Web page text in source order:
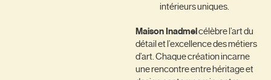
intérieurs uniques.
Maison Inadmelcélèbre l’art du
détail et l’excellence des métiers
d’art. Chaque création incarne
une rencontre entre héritage et